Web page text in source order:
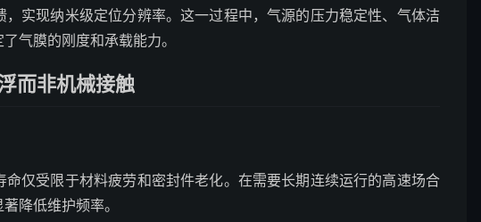
实现纳米级定位分辨率。这一过程中，气源的压力稳定性、气体洁
气膜的刚度和承载能力。
而非机械接触
仅受限于材料疲劳和密封件老化。在需要长期连续运行的高速场合
降低维护频率。